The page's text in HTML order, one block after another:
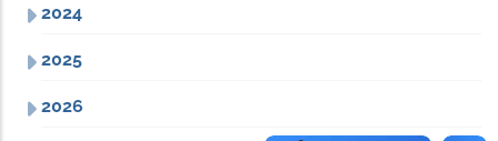
2024
2025
2026